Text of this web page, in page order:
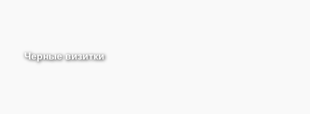
Черные визитки